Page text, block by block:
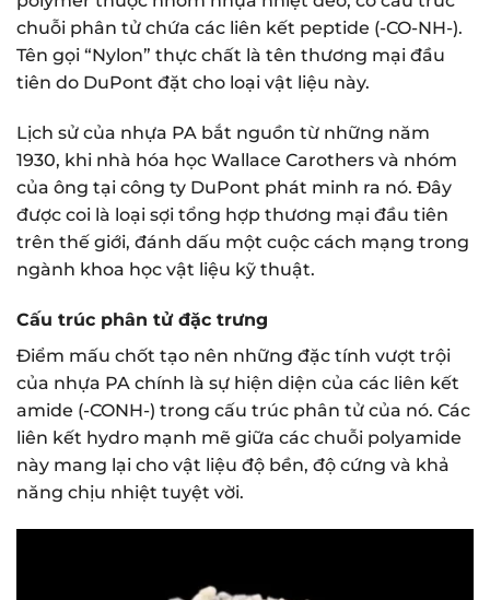
chuỗi phân tử chứa các liên kết peptide (-CO-NH-).
Tên gọi “Nylon” thực chất là tên thương mại đầu
tiên do DuPont đặt cho loại vật liệu này.
Lịch sử của nhựa PA bắt nguồn từ những năm
1930, khi nhà hóa học Wallace Carothers và nhóm
của ông tại công ty DuPont phát minh ra nó. Đây
được coi là loại sợi tổng hợp thương mại đầu tiên
trên thế giới, đánh dấu một cuộc cách mạng trong
ngành khoa học vật liệu kỹ thuật.
Cấu trúc phân tử đặc trưng
Điểm mấu chốt tạo nên những đặc tính vượt trội
của nhựa PA chính là sự hiện diện của các liên kết
amide (-CONH-) trong cấu trúc phân tử của nó. Các
liên kết hydro mạnh mẽ giữa các chuỗi polyamide
này mang lại cho vật liệu độ bền, độ cứng và khả
năng chịu nhiệt tuyệt vời.